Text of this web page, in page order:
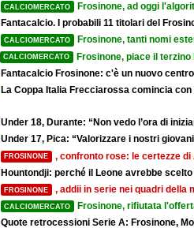
CALCIOMERCATO Frosinone, ad oggi
Fantacalcio. I probabili 11 titolari del
CALCIOMERCATO Frosinone, tanti nomi
CALCIOMERCATO Frosinone, piace il
Fantacalcio Frosinone: c'è un nuovo
La Coppa Italia Frecciarossa comincia
Under 18, Durante: “Non vedo l’ora di
Under 17, Pica: “Valorizzare i nostri
FROSINONE , confronto rose: le certezze
Hountondji: perché il Leone avrebbe
FROSINONE , addii in serie nei quadri della
CALCIOMERCATO Frosinone, rifiutata
Quote retrocessioni Serie A: Frosinone,